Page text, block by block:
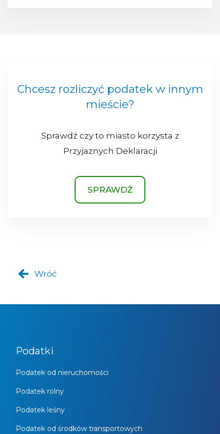
Chcesz rozliczyć podatek w innym
mieście?
Sprawdź czy to miasto korzysta z
Przyjaznych Deklaracji
SPRAWDŹ
Wróć
Podatki
Podatek od nieruchomości
Podatek rolny
Podatek leśny
Podatek od środków transportowych